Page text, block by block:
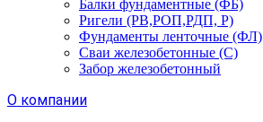
Балки фундаментные (ФБ)
Ригели (РВ,РОП,РДП, Р)
Фундаменты ленточные (ФЛ)
Сваи железобетонные (С)
Забор железобетонный
О компании